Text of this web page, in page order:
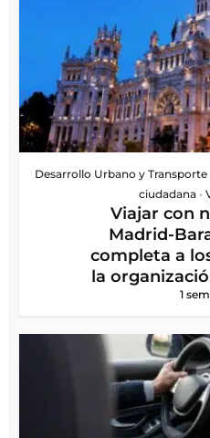
Desarrollo Urbano y Transporte
ciudadana •
Viajar con
Madrid-
completa a
la
1